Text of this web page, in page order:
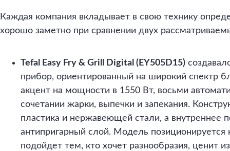
Каждая компания вкладывает в свою технику
хорошо заметно при сравнении двух
Tefal Easy Fry & Grill Digital (EY505D15)
прибор, ориентированный на широкий спектр
акцент на мощности в 1550 Вт, восьми
сочетании жарки, выпечки и запекания.
пластика и нержавеющей стали, а внутреннее
антипригарный слой. Модель позиционируется
подойдет тем, кто хочет разнообразия, ценит